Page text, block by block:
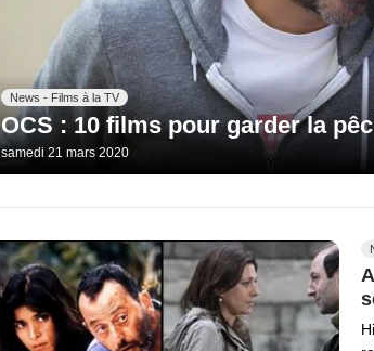
News - Films à la TV
OCS : 10 films pour garder la
samedi 21 mars 2020